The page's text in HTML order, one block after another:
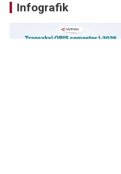
Infografik